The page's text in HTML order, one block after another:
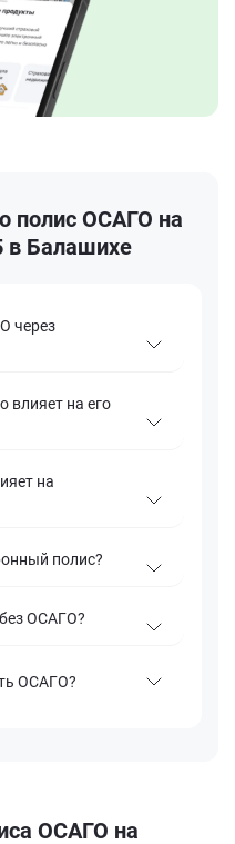
полис ОСАГО на
в Балашихе
через
влияет на его
на
полис?
без ОСАГО?
ОСАГО?
ОСАГО на